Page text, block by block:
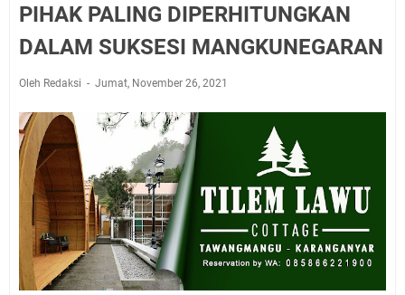
PIHAK PALING DIPERHITUNGKAN
DALAM SUKSESI MANGKUNEGARAN
Oleh Redaksi Jumat, November 26, 2021